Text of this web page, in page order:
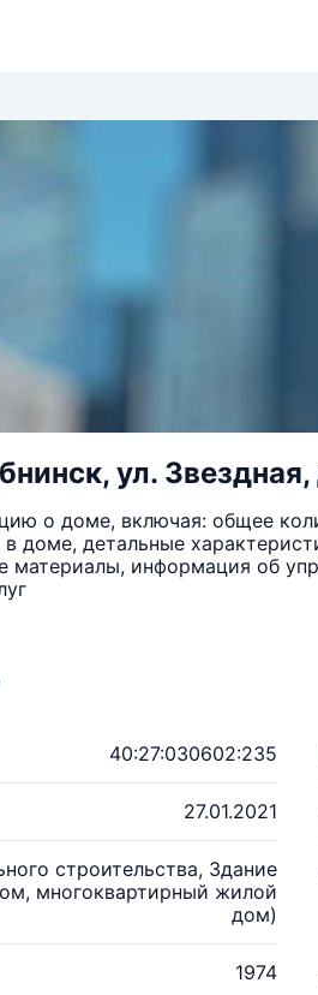
ул. Звездная,
о доме, включая: общее
доме, детальные
материалы, информация об
40:27:030602:235
27.01.2021
строительства, Здание
многоквартирный жилой
дом)
1974